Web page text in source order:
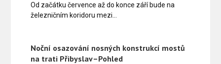
Od začátku července až do konce září bude na
železničním koridoru mezi…
Noční osazování nosných konstrukcí mostů
na trati Přibyslav–Pohled